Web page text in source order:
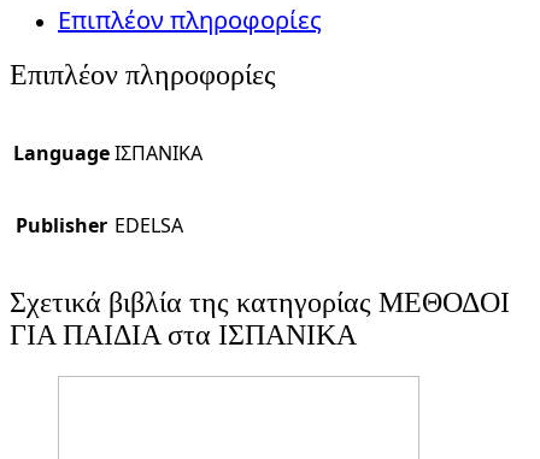
Επιπλέον πληροφορίες
Επιπλέον πληροφορίες
LanguageΙΣΠΑΝΙΚΑ
Publisher EDELSA
Σχετικά βιβλία της κατηγορίας ΜΕΘΟΔΟΙ
ΓΙΑ ΠΑΙΔΙΑ στα ΙΣΠΑΝΙΚΑ